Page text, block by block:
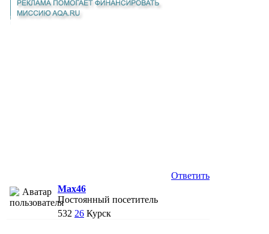
Ответить
Max46
Постоянный посетитель
532 26 Курск